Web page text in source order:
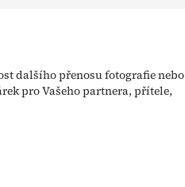
dalšího přenosu fotografie nebo
pro Vašeho partnera, přítele,